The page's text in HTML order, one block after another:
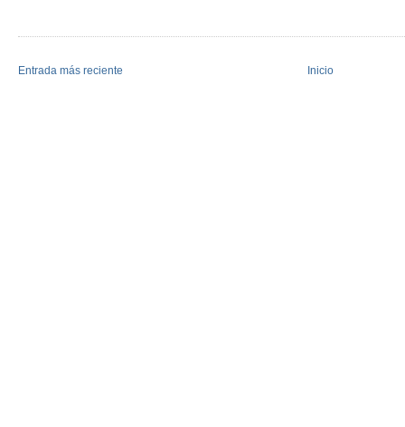
Entrada más reciente Inicio